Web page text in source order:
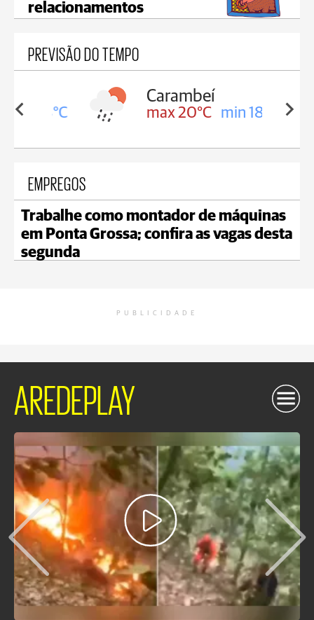
relacionamentos
PREVISÃO DO TEMPO
18°C
Carambeí
max 20°C min 18°C
EMPREGOS
Trabalhe como montador de máquinas
em Ponta Grossa; confira as vagas desta
segunda
PUBLICIDADE
AREDEPLAY